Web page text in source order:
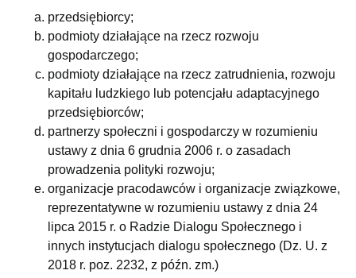
przedsiębiorcy;
podmioty działające na rzecz rozwoju
gospodarczego;
podmioty działające na rzecz zatrudnienia, rozwoju
kapitału ludzkiego lub potencjału adaptacyjnego
przedsiębiorców;
partnerzy społeczni i gospodarczy w rozumieniu
ustawy z dnia 6 grudnia 2006 r. o zasadach
prowadzenia polityki rozwoju;
organizacje pracodawców i organizacje związkowe,
reprezentatywne w rozumieniu ustawy z dnia 24
lipca 2015 r. o Radzie Dialogu Społecznego i
innych instytucjach dialogu społecznego (Dz. U. z
2018 r. poz. 2232, z późn. zm.)